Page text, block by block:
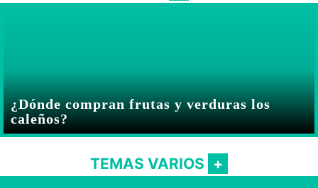
¿Dónde compran frutas y verduras los
caleños?
TEMAS VARIOS